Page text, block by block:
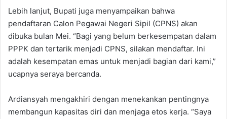
Lebih lanjut, Bupati juga menyampaikan bahwa
pendaftaran Calon Pegawai Negeri Sipil (CPNS) akan
dibuka bulan Mei. “Bagi yang belum berkesempatan dalam
PPPK dan tertarik menjadi CPNS, silakan mendaftar. Ini
adalah kesempatan emas untuk menjadi bagian dari kami,”
ucapnya seraya bercanda.
Ardiansyah mengakhiri dengan menekankan pentingnya
membangun kapasitas diri dan menjaga etos kerja. “Saya